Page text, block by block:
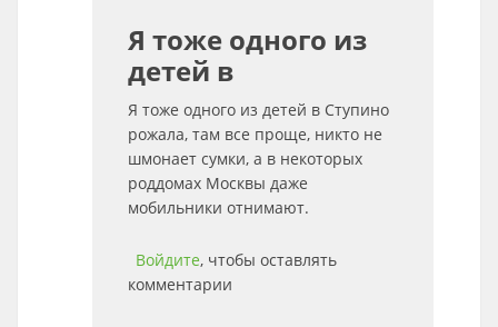
Я тоже одного из
детей в
Я тоже одного из детей в Ступино
рожала, там все проще, никто не
шмонает сумки, а в некоторых
роддомах Москвы даже
мобильники отнимают.
Войдите, чтобы оставлять
комментарии